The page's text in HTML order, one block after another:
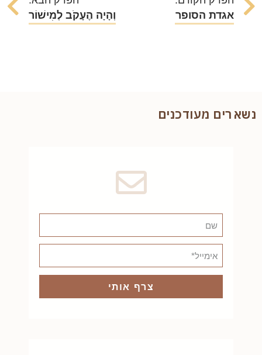
אגדת הסופר
וְהָיָה הֶעָקֹב לְמִישׁוֹר
נשארים מעודכנים
צרף אותי